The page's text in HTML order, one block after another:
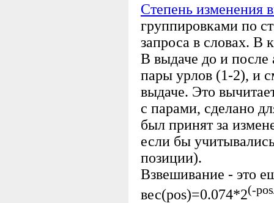
Степень изменения
группировками по
запроса в словах. В
В выдаче до и
пары урлов (1-2), и
выдаче. Это
с парами, сделано
был принят за
если бы
позиции).
Взвешивание - это
вес(pos)=0.074*2(-